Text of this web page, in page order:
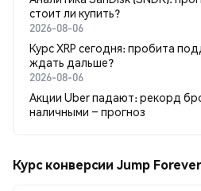
стоит ли купить?
2026-08-06
Курс XRP сегодня: пробита
ждать дальше?
2026-08-06
Акции Uber падают: рекорд
наличными – прогноз
Курс конверсии Jump